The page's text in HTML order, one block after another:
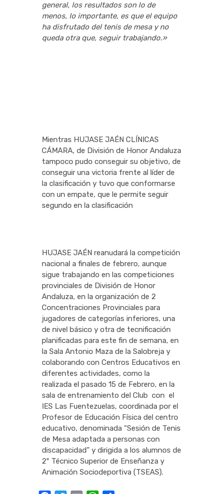
general, los resultados son lo de
menos, lo importante, es que el equipo
ha disfrutado del tenis de mesa y no
queda otra que, seguir trabajando.»
Mientras HUJASE JAÉN CLÍNICAS
CÁMARA, de División de Honor Andaluza
tampoco pudo conseguir su objetivo, de
conseguir una victoria frente al líder de
la clasificación y tuvo que conformarse
con un empate, que le permite seguir
segundo en la clasificación
HUJASE JAÉN reanudará la competición
nacional a finales de febrero, aunque
sigue trabajando en las competiciones
provinciales de División de Honor
Andaluza, en la organización de 2
Concentraciones Provinciales para
jugadores de categorías inferiores, una
de nivel básico y otra de tecnificación
planificadas para este fin de semana, en
la Sala Antonio Maza de la Salobreja y
colaborando con Centros Educativos en
diferentes actividades, como la
realizada el pasado 15 de Febrero, en la
sala de entrenamiento del Club con el
IES Las Fuentezuelas, coordinada por el
Profesor de Educación Física del centro
educativo, denominada “Sesión de Tenis
de Mesa adaptada a personas con
discapacidad” y dirigida a los alumnos de
2º Técnico Superior de Enseñanza y
Animación Sociodeportiva (TSEAS).